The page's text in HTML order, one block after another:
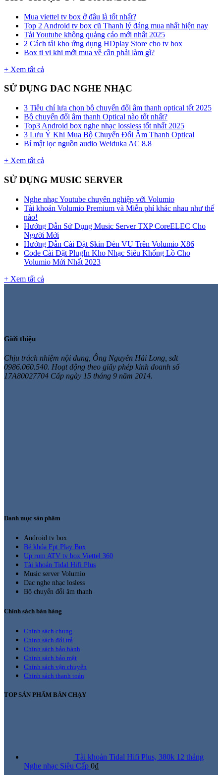
Mua viettel tv box ở đâu là tốt nhất?
Top 2 Android tv box cũ Thanh lý đáng mua nhất hiện nay
Tải Youtube không quảng cáo mới nhất 2025
2 Cách tải kho ứng dụng HDplay Store cho tv box
Box ti vi khi mới mua về cần phải làm gì?
+ Xem tất cả
SỬ DỤNG DAC NGHE NHẠC
3 Tiêu chí lựa chọn bộ chuyển đổi âm thanh optical tết 2025
Bộ chuyển đổi âm thanh Optical nào tốt nhất?
Top3 Android box nghe nhạc lossless tốt nhất 2025
3 Lưu Ý Khi Mua Bộ Chuyển Đổi Âm Thanh Optical
Bí mật lọc nguồn audio Weiduka AC 8.8
+ Xem tất cả
SỬ DỤNG MUSIC SERVER
Nghe nhạc Youtube chuyên nghiệp với Volumio
Tài khoản Volumio Premium và Miễn phí khác nhau như thế
nào!
Hướng Dẫn Sử Dụng Music Server TXP CoreELEC Cho
Người Mới
Hướng Dẫn Cài Đặt Skin Đèn VU Trên Volumio X86
Code Cài Đặt PlugIn Kho Nhạc Siêu Khổng Lồ Cho
Volumio Mới Nhất 2023
+ Xem tất cả
Giới thiệu
Chịu trách nhiệm nội dung, Ông Nguyễn Hải Long, sđt
0986.060.540. Hoạt động theo giấy phép kinh doanh số
17A80027704 Cấp ngày 15 tháng 9 năm 2014.
Danh mục sản phẩm
Android tv box
Bẻ khóa Fpt Play Box
Up rom ATV tv box Viettel 360
Tài khoản Tidal Hifi Plus
Music server Volumio
Dac nghe nhạc losless
Bộ chuyển đổi âm thanh
Chính sách bán hàng
Chính sách chung
Chính sách đổi trả
Chính sách bảo hành
Chính sách bảo mật
Chính sách vận chuyển
Chính sách thanh toán
TOP SẢN PHẨM BÁN CHẠY
Tài khoản Tidal Hifi Plus, 380k 12 tháng
Nghe nhạc Siêu Cấp 0₫